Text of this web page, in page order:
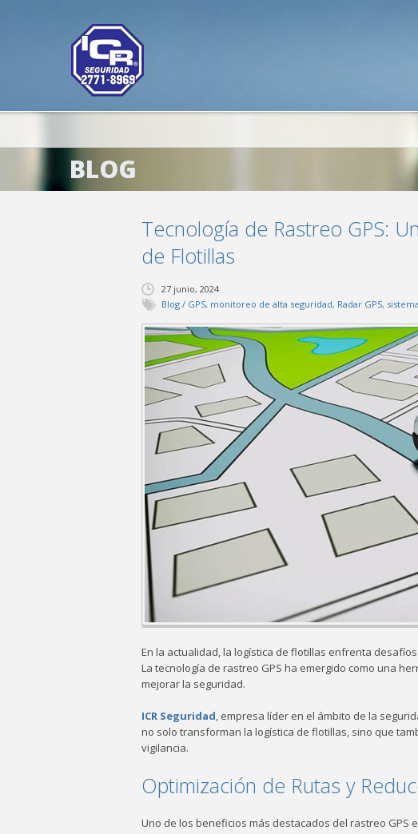
BLOG
Tecnología de Rastreo GPS:
de Flotillas
27 junio, 2024
Blog / GPS, monitoreo de alta seguridad, Radar GPS,
En la actualidad, la logística de flotillas enfrenta
La tecnología de rastreo GPS ha emergido como una
mejorar la seguridad.
ICR Seguridad, empresa líder en el ámbito de la
no solo transforman la logística de flotillas, sino que
vigilancia.
Optimización de Rutas y
Uno de los beneficios más destacados del rastreo GPS